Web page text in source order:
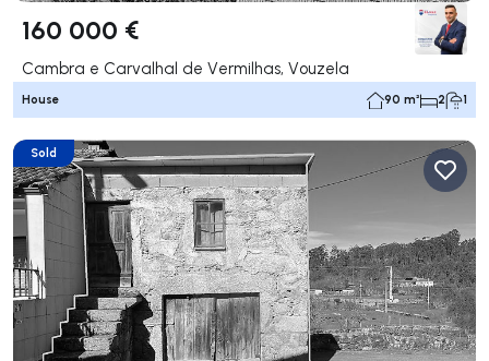
160 000 €
Cambra e Carvalhal de Vermilhas, Vouzela
House 90 m² 2 1
Sold